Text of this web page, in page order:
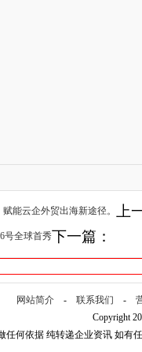
上
能云企外贸出海新途径。
下一篇：
号全球首秀
网站简介 - 联系我们 -
Copyright
任何依据 纯转递企业资讯 如有